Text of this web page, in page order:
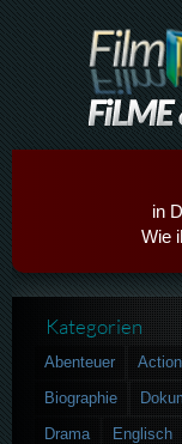
in
Wie
Kategorien
Abenteuer Action
Biographie
Drama
Englisch